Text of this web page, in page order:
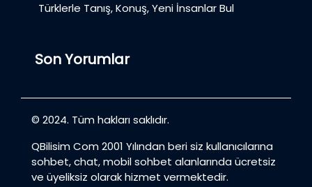
Türklerle Tanış, Konuş, Yeni İnsanlar Bul
Son Yorumlar
© 2024. Tüm hakları saklıdır.
QBilisim Com 2001 Yılından beri siz kullanıcılarına
sohbet, chat, mobil sohbet alanlarında ücretsiz
ve üyeliksiz olarak hizmet vermektedir.